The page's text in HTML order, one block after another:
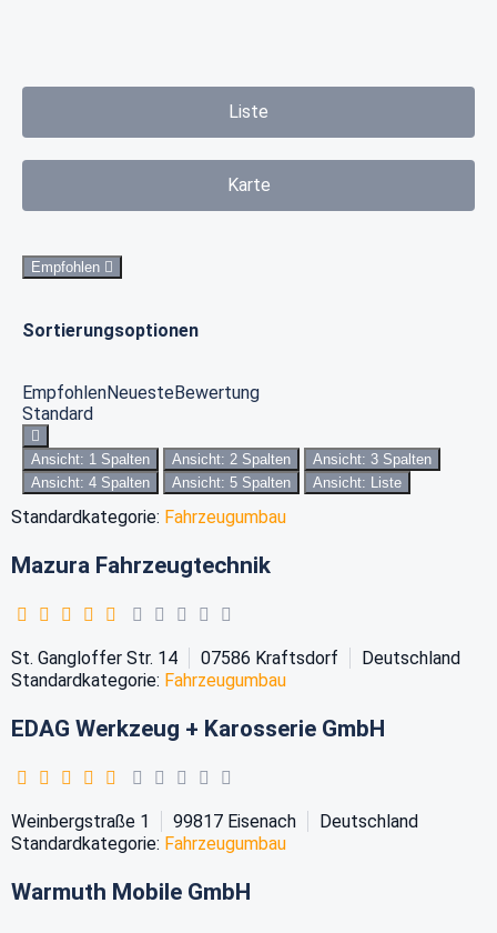
Liste
Karte
Empfohlen
Sortierungsoptionen
EmpfohlenNeuesteBewertung
Standard
Ansicht: 1 Spalten Ansicht: 2 Spalten
Ansicht: 3 Spalten
Ansicht: 4 Spalten
Ansicht: 5 Spalten Ansicht: Liste
Standardkategorie: Fahrzeugumbau
Mazura Fahrzeugtechnik
St. Gangloffer Str. 14 07586 Kraftsdorf
Deutschland
Standardkategorie: Fahrzeugumbau
EDAG Werkzeug + Karosserie GmbH
Weinbergstraße 1 99817 Eisenach
Deutschland
Standardkategorie: Fahrzeugumbau
Warmuth Mobile GmbH